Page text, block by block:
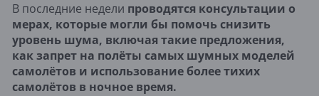
В последние недели проводятся консультации о
мерах, которые могли бы помочь снизить
уровень шума, включая такие предложения,
как запрет на полёты самых шумных моделей
самолётов и использование более тихих
самолётов в ночное время.